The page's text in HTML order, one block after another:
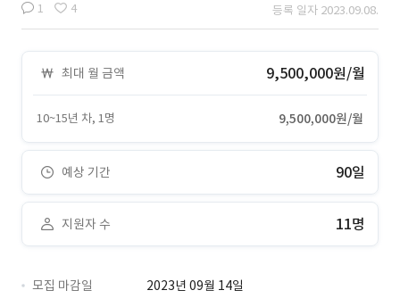
1 4 등록 일자 2023.09.08.
최대 월 금액 9,500,000원/월
10~15년 차, 1명 9,500,000원/월
예상 기간 90일
지원자 수 11명
모집 마감일
2023년 09월 14일